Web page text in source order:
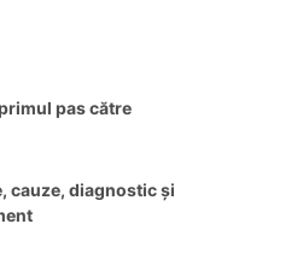
pas către
cauze, diagnostic și